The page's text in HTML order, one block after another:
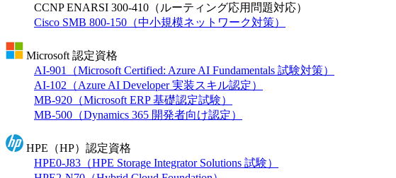
CCNP ENARSI 300-410（ルーティング応用問題対応）
Cisco SMB 800-150（中小規模ネットワーク対策）
Microsoft 認定資格
AI-901（Microsoft Certified: Azure AI Fundamentals 試験対策）
AI-102（Azure AI Developer 実装スキル認定）
MB-920（Microsoft ERP 基礎認定試験）
MB-500（Dynamics 365 開発者向け認定）
HPE（HP）認定資格
HPE0-J83（HPE Storage Integrator Solutions 試験）